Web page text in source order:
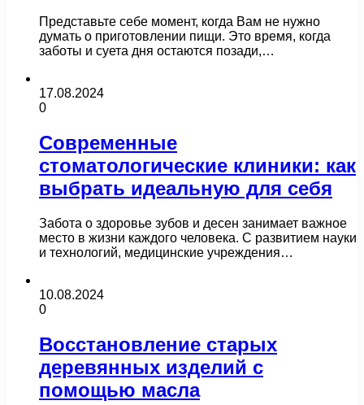
Представьте себе момент, когда Вам не нужно
думать о приготовлении пищи. Это время, когда
заботы и суета дня остаются позади,…
17.08.2024
0
Современные
стоматологические клиники: как
выбрать идеальную для себя
Забота о здоровье зубов и десен занимает важное
место в жизни каждого человека. С развитием науки
и технологий, медицинские учреждения…
10.08.2024
0
Восстановление старых
деревянных изделий с
помощью масла